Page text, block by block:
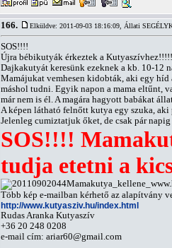
166. Elküldve: 2011-09-03 18:16:09, Állati
SOS!!!!
Újra bébikutyák érkeztek a Kutyaszívhez!!!!!
Dajkakutyát keresünk ezeknek a kb. 10-12
Mamájukat vemhesen kidobták, aki egy
máshol tudni. Egyik napon a mama eltűnt,
már nem is él. A magára hagyott babákat
A képen látható felnőtt kutya egy szuka,
Jelenleg cumiztatjuk őket, de csak pár
SOS!!!!
tudja etetni a
Több kép e-mailban kérhető az alapítvány
http://www.kutyasziv.hu/index.html
Rudas Aranka Kutyaszív
+36 20 248 0208
e-mail cím: ariar60@gmail.com